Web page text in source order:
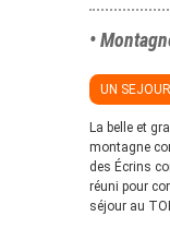
•
UN
La belle et
montagne
des Écrins
réuni pour
séjour au